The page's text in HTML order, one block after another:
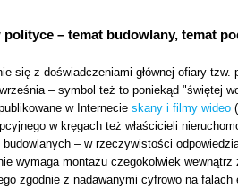
– temat budowlany, temat
się z doświadczeniami głównej ofiary
– symbol też to poniekąd "świętej
w Internecie skany i filmy wideo
w kręgach też właścicieli
– w rzeczywistości
wymaga montażu czegokolwiek
zgodnie z nadawanymi cyfrowo na